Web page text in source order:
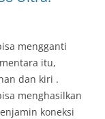
mengganti
itu,
dan kiri .
menghasilkan
koneksi